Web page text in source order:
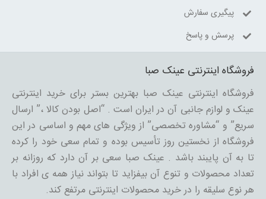
پیگیری سفارش
پرسش و پاسخ
فروشگاه اینترنتی عینک صبا
فروشگاه اینترنتی عینک صبا بهترین بستر برای خرید اینترنتی
عینک و لوازم جانبی آن در ایران است . “اصل بودن کالا ،” ارسال
سریع” و “مشاوره تخصصی” از ویژگی های مهم و اساسی در این
فروشگاه از نخستین روز تأسیس بوده و تمام سعی خود را کرده
تا به آن پایبند باشد . عینک صبا سعی بر آن دارد که روزانه بر
تعداد محصولات و تنوع آن بیفزاید تا بتواند نیاز همه ی افراد با
هر نوع سلیقه را در خرید محصولات اینترنتی مرتفع کند.